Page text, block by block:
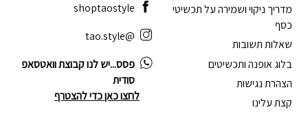
מדריך ניקוי ושמירה על תכשיטי
כסף
שאלות תשובות
בלוג אופנה ותכשיטים
הצהרת נגישות
קצת עלינו
shoptaostyle
@tao.style
פסס...יש לנו קבוצת וואטסאפ
סודית
לחצו כאן כדי להצטרף